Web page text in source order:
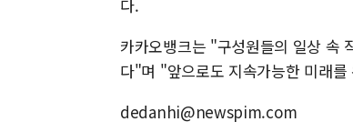
다.
카카오뱅크는 "구성원들의 일상 속
다"며 "앞으로도 지속가능한 미래
dedanhi@newspim.com